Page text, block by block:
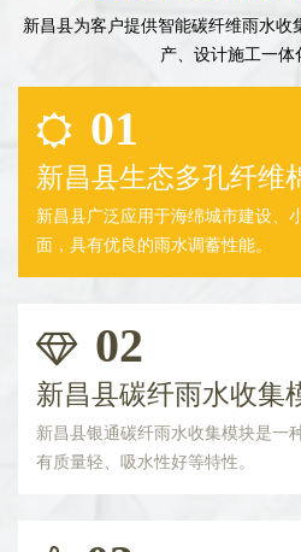
新昌县为客户提供智能碳纤维雨水收
产、设计施工一体
01
新昌县生态多孔纤维
新昌县广泛应用于海绵城市建设、
面，具有优良的雨水调蓄性能。
02
新昌县碳纤雨水收集
新昌县银通碳纤雨水收集模块是一
有质量轻、吸水性好等特性。